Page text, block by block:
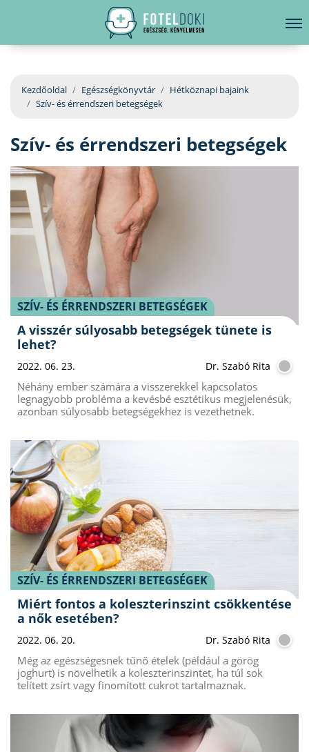
EGÉSZSÉGKÖNYVTÁR
ÜGYELETKERESŐ
ORVOS VÁLASZOL
ORVOSKERESŐ
hirdetés
Kezdőoldal Egészségkönyvtár
Hétköznapi bajaink
Szív- és érrendszeri betegségek
Szív- és érrendszeri betegségek
SZÍV- ÉS ÉRRENDSZERI BETEGSÉGEK
A visszér súlyosabb betegségek tünete is
lehet?
2022. 06. 23. Dr. Szabó Rita
Néhány ember számára a visszerekkel kapcsolatos
legnagyobb probléma a kevésbé esztétikus megjelenésük,
azonban súlyosabb betegségekhez is vezethetnek.
SZÍV- ÉS ÉRRENDSZERI BETEGSÉGEK
Miért fontos a koleszterinszint csökkentése
a nők esetében?
2022. 06. 20. Dr. Szabó Rita
Még az egészségesnek tűnő ételek (például a görög
joghurt) is növelhetik a koleszterinszintet, ha túl sok
telített zsírt vagy finomított cukrot tartalmaznak.